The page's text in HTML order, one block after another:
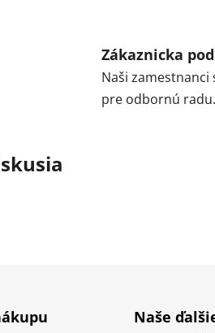
Zákaznicka
Naši zamestnanci
pre odbornú radu.
Naše